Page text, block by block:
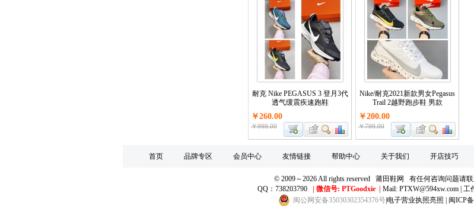
耐克 Nike PEGASUS 3 登月3代
透气缓震疾速跑鞋
￥260.00
￥999.00
Nike/耐克2021新款男女Pegasus
Trail 2越野跑步鞋 男款
￥200.00
￥799.00
首页 品牌专区 会员中心 友情链接 帮助中心 关于我们 开店技巧
© 2009～2026 All rights reserved 莆田鞋网 有任何咨询问题请
QQ：738203790
微信号: PTGoodxie
Mail: PTXW@594xw.com | 工
闽公网安备35030302354376号电子营业执照亮照 闽ICP